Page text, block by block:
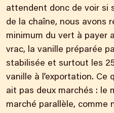
attendent donc de voir si
de la chaîne, nous avons
minimum du vert à payer
vrac, la vanille préparée
stabilisée et surtout les
vanille à l’exportation. Ce
ait pas deux marchés : le
marché parallèle, comme